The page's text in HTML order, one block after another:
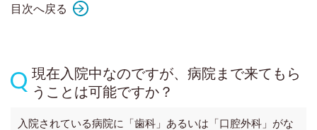
目次へ戻る
現在入院中なのですが、病院まで来てもら
うことは可能ですか？
入院されている病院に「歯科」あるいは「口腔外科」がな